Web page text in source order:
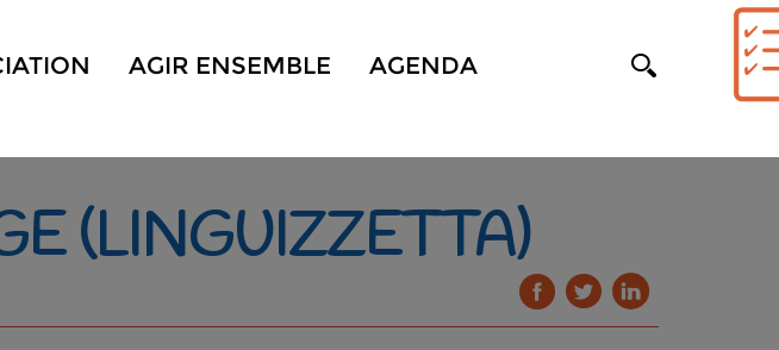
AGIR ENSEMBLE AGENDA
(LINGUIZZETTA)